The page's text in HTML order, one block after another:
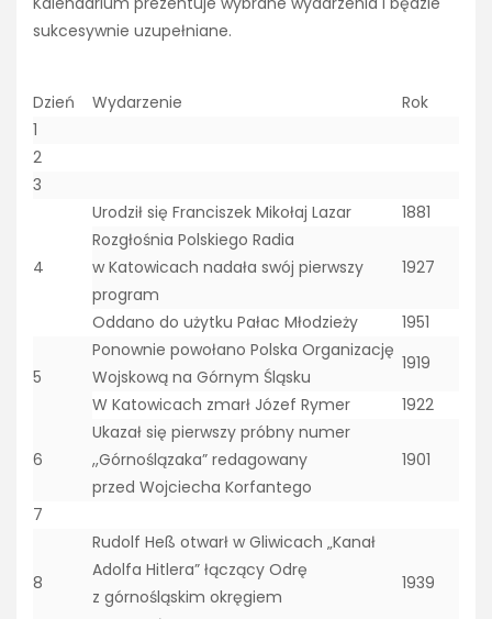
sukcesywnie uzupełniane.
Dzień Wydarzenie
Rok
1
2
3
4
Urodził się Franciszek Mikołaj Lazar
1881
Rozgłośnia Polskiego Radia
w Katowicach nadała swój pierwszy
program
1927
Oddano do użytku Pałac Młodzieży 1951
5
Ponownie powołano Polska Organizację
Wojskową na Górnym Śląsku
1919
W Katowicach zmarł Józef Rymer
1922
6
Ukazał się pierwszy próbny numer
,,Górnoślązaka” redagowany
przed Wojciecha Korfantego
1901
7
8
Rudolf Heß otwarł w Gliwicach „Kanał
Adolfa Hitlera” łączący Odrę
z górnośląskim okręgiem
1939